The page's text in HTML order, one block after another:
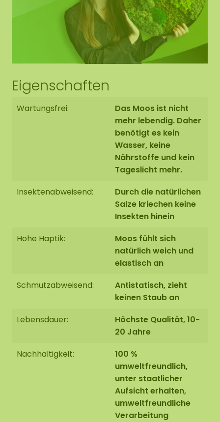
Eigenschaften
Wartungsfrei:
Das Moos ist nicht
mehr lebendig. Daher
benötigt es kein
Wasser, keine
Nährstoffe und kein
Tageslicht mehr.
Insektenabweisend:
Durch die natürlichen
Salze kriechen keine
Insekten hinein
Hohe Haptik:
Moos fühlt sich
natürlich weich und
elastisch an
Schmutzabweisend:
Antistatisch, zieht
keinen Staub an
Lebensdauer:
Höchste Qualität, 10-
20 Jahre
Nachhaltigkeit:
100 %
umweltfreundlich,
unter staatlicher
Aufsicht erhalten,
umweltfreundliche
Verarbeitung